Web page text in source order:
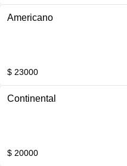
Americano
$ 23000
Continental
$ 20000